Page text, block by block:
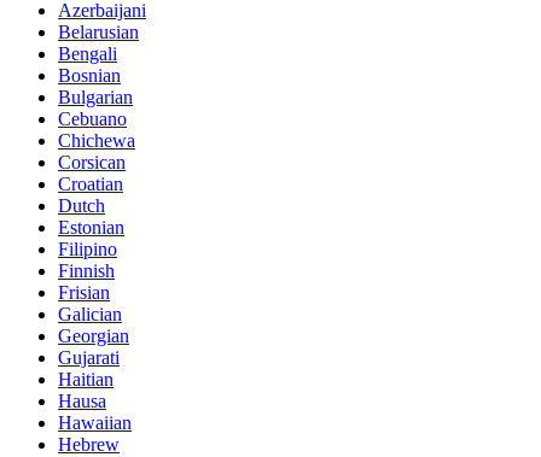
Azerbaijani
Belarusian
Bengali
Bosnian
Bulgarian
Cebuano
Chichewa
Corsican
Croatian
Dutch
Estonian
Filipino
Finnish
Frisian
Galician
Georgian
Gujarati
Haitian
Hausa
Hawaiian
Hebrew